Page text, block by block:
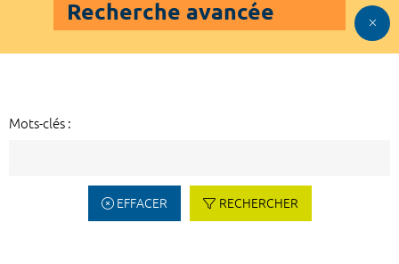
Recherche avancée
Mots-clés :
EFFACER RECHERCHER